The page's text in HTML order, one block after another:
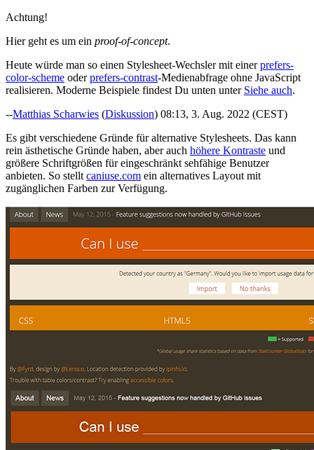
Achtung!
Hier geht es um ein proof-of-concept.
Heute würde man so einen Stylesheet-Wechsler mit einerprefers-
color-scheme oderprefers-contrast-Medienabfrage ohne JavaScript
realisieren. Moderne Beispiele findest Du unten unter Siehe auch.
--Matthias Scharwies (Diskussion) 08:13, 3. Aug. 2022 (CEST)
Es gibt verschiedene Gründe für alternative Stylesheets. Das kann
rein ästhetische Gründe haben, aber auch höhere Kontraste und
größere Schriftgrößen für eingeschränkt sehfähige Benutzer
anbieten. So stellt caniuse.com ein alternatives Layout mit
zugänglichen Farben zur Verfügung.